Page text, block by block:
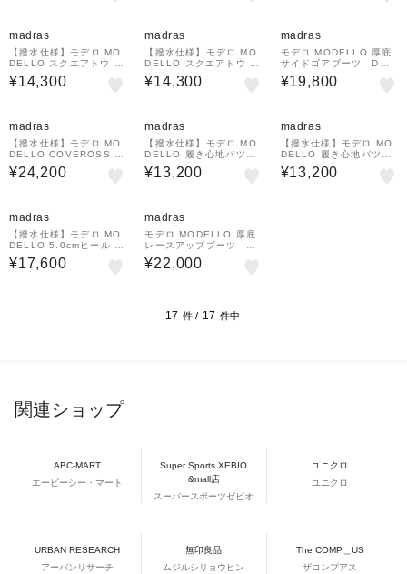
madras
【撥水仕様】モデロ MO
DELLO スクエアトウ モ
カシンシューズ DML550
0
¥14,300
madras
【撥水仕様】モデロ MO
DELLO スクエアトウ モ
カシンシューズ DML550
0
¥14,300
madras
モデロ MODELLO 厚底
サイドゴアブーツ DML
7148
¥19,800
madras
【撥水仕様】モデロ MO
DELLO COVEROSS B
ee 3.5cmヒール タンク
ソールショートブーツ D
¥24,200
madras
【撥水仕様】モデロ MO
DELLO 履き心地バツグ
ンのボロネーゼ製法ラウ
ンドパンプス DML712
¥13,200
madras
【撥水仕様】モデロ MO
DELLO 履き心地バツグ
ンのボロネーゼ製法ラウ
ンドパンプス DML712
¥13,200
madras
【撥水仕様】モデロ MO
DELLO 5.0cmヒール カ
ジュアルレースアップシ
¥17,600
madras
モデロ MODELLO 厚底
レースアップブーツ D
ML7149
¥22,000
17 件 / 17 件中
関連ショップ
ABC-MART
エービーシー・マート
Super Sports XEBIO
&mall店
スーパースポーツゼビオ
ユニクロ
ユニクロ
URBAN RESEARCH
アーバンリサーチ
無印良品
ムジルシリョウヒン
The COMP＿US
ザコンプアス